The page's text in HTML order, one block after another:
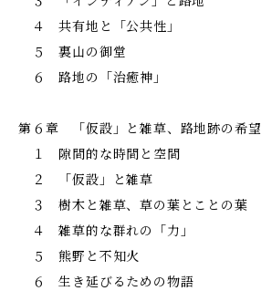
４ 共有地と「公共性」
５ 裏山の御堂
６ 路地の「治癒神」
第６章 「仮設」と雑草、路地跡の希望
１ 隙間的な時間と空間
２ 「仮設」と雑草
３ 樹木と雑草、草の葉とことの葉
４ 雑草的な群れの「力」
５ 熊野と不知火
６ 生き延びるための物語